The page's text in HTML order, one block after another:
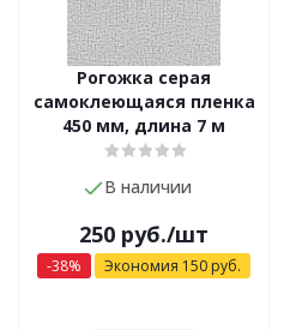
Рогожка серая
самоклеющаяся пленка
450 мм, длина 7 м
В наличии
250 руб./шт
-38% Экономия 150 руб.